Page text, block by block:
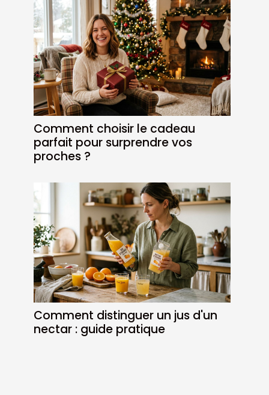
Comment choisir le cadeau
parfait pour surprendre vos
proches ?
Comment distinguer un jus d'un
nectar : guide pratique